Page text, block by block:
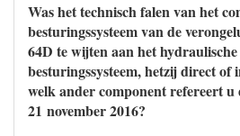
Was het technisch falen van het
besturingssysteem van de
64D te wijten aan het
besturingssysteem, hetzij direct
welk ander component refereert
21 november 2016?